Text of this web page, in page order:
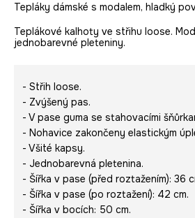
Tepláky dámské s modalem, hladký
Teplákové kalhoty ve střihu loose.
jednobarevné pleteniny.
- Střih loose.
- Zvýšený pas.
- V pase guma se stahovacími
- Nohavice zakončeny elastickým
- Všité kapsy.
- Jednobarevná pletenina.
- Šířka v pase (před roztažením): 36
- Šířka v pase (po roztažení): 42 cm.
- Šířka v bocích: 50 cm.